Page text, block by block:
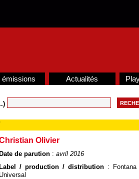
émissions Actualités
Olivier
Date de parution: avril 2016
Label / production / distribution: Fontana
Universal